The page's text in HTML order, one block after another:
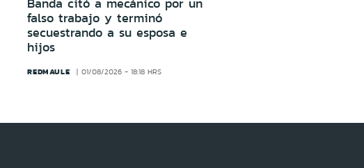
falso trabajo y terminó
secuestrando a su esposa e
hijos
REDMAULE 01/08/2026 - 18:18 HRS